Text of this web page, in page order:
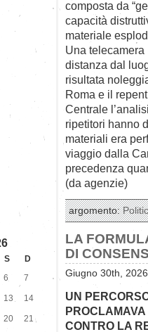
composta da
capacità
materiale
Una telecamera
distanza dal
risultata
Roma e il
Centrale
ripetitori hanno
materiali era
viaggio dalla
precedenza
(da agenzie)
argomento:
LA
DI
Giugno 30th,
UN
CONTRO LA
S
D
6 7
13 14
20 21